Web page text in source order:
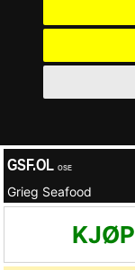
GSF.OL OSE
Grieg Seafood
KJØP